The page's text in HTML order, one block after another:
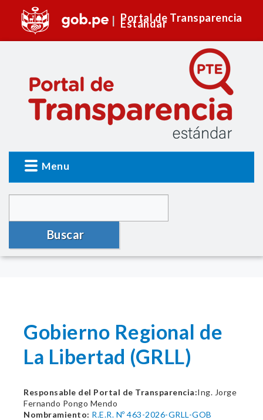
Portal de Transparencia
Estándar
Menu
Buscar
Gobierno Regional de
La Libertad (GRLL)
Responsable del Portal de Transparencia:Ing. Jorge
Fernando Pongo Mendo
Nombramiento: R.E.R. Nº 463-2026-GRLL-GOB